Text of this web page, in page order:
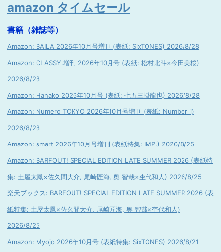
amazon タイムセール
書籍（雑誌等）
Amazon: BAILA 2026年10月号増刊 (表紙: SixTONES) 2026/8/28
Amazon: CLASSY.増刊 2026年10月号 (表紙: 松村北斗×今田美桜)
2026/8/28
Amazon: Hanako 2026年10月号 (表紙: 七五三掛龍也) 2026/8/28
Amazon: Numero TOKYO 2026年10月号増刊 (表紙: Number_i)
2026/8/28
Amazon: smart 2026年10月号増刊 (表紙特集: IMP.) 2026/8/25
Amazon: BARFOUT! SPECIAL EDITION LATE SUMMER 2026 (表紙特
集: 土屋太鳳×佐久間大介, 尾崎匠海, 奥 智哉×杢代和人) 2026/8/25
楽天ブックス: BARFOUT! SPECIAL EDITION LATE SUMMER 2026 (表
紙特集: 土屋太鳳×佐久間大介, 尾崎匠海, 奥 智哉×杢代和人)
2026/8/25
Amazon: Myojo 2026年10月号 (表紙特集: SixTONES) 2026/8/21